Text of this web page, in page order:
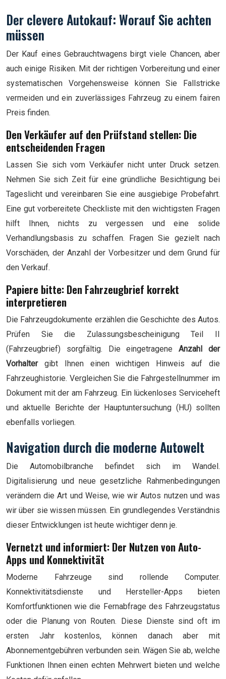
Der clevere Autokauf: Worauf Sie achten
müssen
Der Kauf eines Gebrauchtwagens birgt viele Chancen, aber
auch einige Risiken. Mit der richtigen Vorbereitung und einer
systematischen Vorgehensweise können Sie Fallstricke
vermeiden und ein zuverlässiges Fahrzeug zu einem fairen
Preis finden.
Den Verkäufer auf den Prüfstand stellen: Die
entscheidenden Fragen
Lassen Sie sich vom Verkäufer nicht unter Druck setzen.
Nehmen Sie sich Zeit für eine gründliche Besichtigung bei
Tageslicht und vereinbaren Sie eine ausgiebige Probefahrt.
Eine gut vorbereitete Checkliste mit den wichtigsten Fragen
hilft Ihnen, nichts zu vergessen und eine solide
Verhandlungsbasis zu schaffen. Fragen Sie gezielt nach
Vorschäden, der Anzahl der Vorbesitzer und dem Grund für
den Verkauf.
Papiere bitte: Den Fahrzeugbrief korrekt
interpretieren
Die Fahrzeugdokumente erzählen die Geschichte des Autos.
Prüfen Sie die Zulassungsbescheinigung Teil II
(Fahrzeugbrief) sorgfältig. Die eingetrageneAnzahl der
Vorhaltergibt Ihnen einen wichtigen Hinweis auf die
Fahrzeughistorie. Vergleichen Sie die Fahrgestellnummer im
Dokument mit der am Fahrzeug. Ein lückenloses Serviceheft
und aktuelle Berichte der Hauptuntersuchung (HU) sollten
ebenfalls vorliegen.
Navigation durch die moderne Autowelt
Die Automobilbranche befindet sich im Wandel.
Digitalisierung und neue gesetzliche Rahmenbedingungen
verändern die Art und Weise, wie wir Autos nutzen und was
wir über sie wissen müssen. Ein grundlegendes Verständnis
dieser Entwicklungen ist heute wichtiger denn je.
Vernetzt und informiert: Der Nutzen von Auto-
Apps und Konnektivität
Moderne Fahrzeuge sind rollende Computer.
Konnektivitätsdienste und Hersteller-Apps bieten
Komfortfunktionen wie die Fernabfrage des Fahrzeugstatus
oder die Planung von Routen. Diese Dienste sind oft im
ersten Jahr kostenlos, können danach aber mit
Abonnementgebühren verbunden sein. Wägen Sie ab, welche
Funktionen Ihnen einen echten Mehrwert bieten und welche